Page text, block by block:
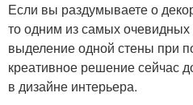
Если вы раздумываете о
то одним из самых очевидных
выделение одной стены при
креативное решение сейчас
в дизайне интерьера.